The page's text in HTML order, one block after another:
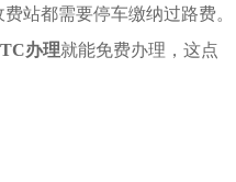
站都需要停车缴纳过路费。
办理就能免费办理，这点